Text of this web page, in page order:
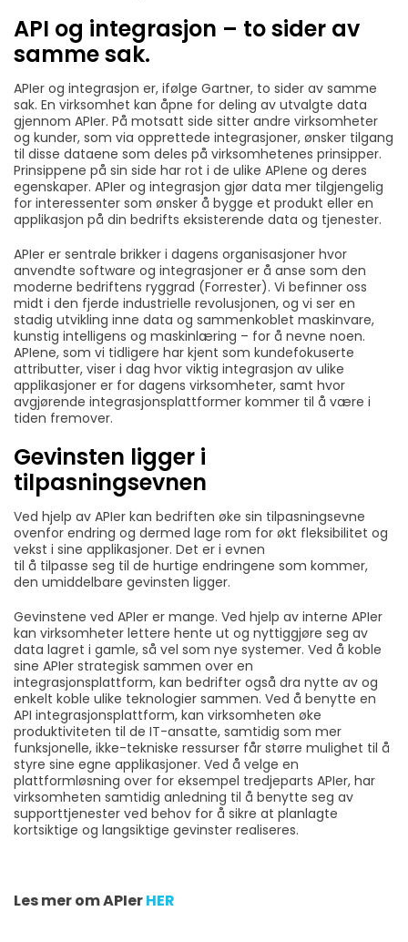
API og integrasjon – to sider av
samme sak.
APIer og integrasjon er, ifølge Gartner, to sider av samme
sak. En virksomhet kan åpne for deling av utvalgte data
gjennom APIer. På motsatt side sitter andre virksomheter
og kunder, som via opprettede integrasjoner, ønsker tilgang
til disse dataene som deles på virksomhetenes prinsipper.
Prinsippene på sin side har rot i de ulike APIene og deres
egenskaper. APIer og integrasjon gjør data mer tilgjengelig
for interessenter som ønsker å bygge et produkt eller en
applikasjon på din bedrifts eksisterende data og tjenester.
APIer er sentrale brikker i dagens organisasjoner hvor
anvendte software og integrasjoner er å anse som den
moderne bedriftens ryggrad (Forrester). Vi befinner oss
midt i den fjerde industrielle revolusjonen, og vi ser en
stadig utvikling inne data og sammenkoblet maskinvare,
kunstig intelligens og maskinlæring – for å nevne noen.
APIene, som vi tidligere har kjent som kundefokuserte
attributter, viser i dag hvor viktig integrasjon av ulike
applikasjoner er for dagens virksomheter, samt hvor
avgjørende integrasjonsplattformer kommer til å være i
tiden fremover.
Gevinsten ligger i
tilpasningsevnen
Ved hjelp av APIer kan bedriften øke sin tilpasningsevne
ovenfor endring og dermed lage rom for økt fleksibilitet og
vekst i sine applikasjoner. Det er i evnen
til å tilpasse seg til de hurtige endringene som kommer,
den umiddelbare gevinsten ligger.
Gevinstene ved APIer er mange. Ved hjelp av interne APIer
kan virksomheter lettere hente ut og nyttiggjøre seg av
data lagret i gamle, så vel som nye systemer. Ved å koble
sine APIer strategisk sammen over en
integrasjonsplattform, kan bedrifter også dra nytte av og
enkelt koble ulike teknologier sammen. Ved å benytte en
API integrasjonsplattform, kan virksomheten øke
produktiviteten til de IT-ansatte, samtidig som mer
funksjonelle, ikke-tekniske ressurser får større mulighet til å
styre sine egne applikasjoner. Ved å velge en
plattformløsning over for eksempel tredjeparts APIer, har
virksomheten samtidig anledning til å benytte seg av
supporttjenester ved behov for å sikre at planlagte
kortsiktige og langsiktige gevinster realiseres.
Les mer om APIerHER